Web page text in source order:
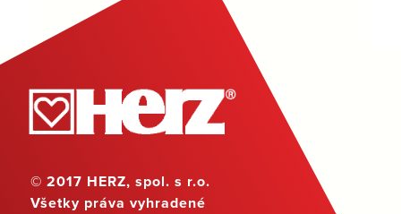
© 2017 HERZ, spol. s r.o.
Všetky práva vyhradené